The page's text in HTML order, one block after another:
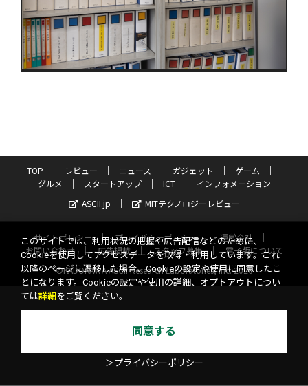
TOP レビュー ニュース ガジェット
ゲーム
グルメ
スタートアップ ICT
インフォメーション
ASCII.jp
MITテクノロジーレビュー
サイトポリシー プライバシーポリシー
運営会社
お問い合わせ
広告掲載 スタッフ募集
電子版について
©KADOKAWA ASCII Research Laboratories, Inc. 2026
このサイトでは、利用状況の把握や広告配信などのために、
Cookieを使用してアクセスデータを取得・利用しています。これ
以降のページに遷移した場合、Cookieの設定や使用に同意したこ
とになります。Cookieの設定や使用の詳細、オプトアウトについ
ては詳細 をご覧ください。
同意する
＞プライバシーポリシー